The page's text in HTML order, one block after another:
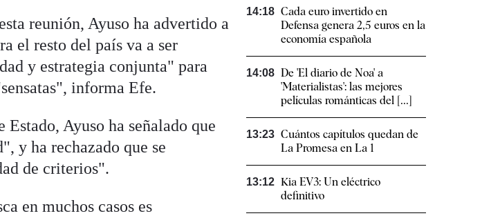
reunión, Ayuso ha advertido a
el resto del país va a ser
y estrategia conjunta" para
informa Efe.
Estado, Ayuso ha señalado que
y ha rechazado que se
de criterios".
en muchos casos es
14:18 Cada euro invertido en
Defensa genera 2,5 euros en la
economía española
14:08 De 'El diario de Noa' a
'Materialistas': las mejores
películas románticas del [...]
13:23 Cuántos capítulos quedan de
La Promesa en La 1
13:12 Kia EV3: Un eléctrico
definitivo